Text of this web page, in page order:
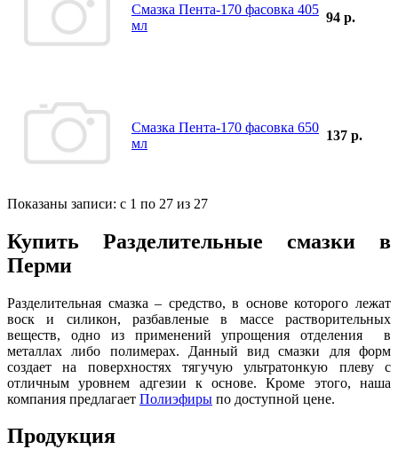
Смазка Пента-170 фасовка 405
мл
94 р.
Смазка Пента-170 фасовка 650
мл
137 р.
Показаны записи: с 1 по 27 из 27
Купить Разделительные смазки в
Перми
Разделительная смазка – средство, в основе которого лежат
воск и силикон, разбавленые в массе растворительных
веществ, одно из применений упрощения отделения в
металлах либо полимерах. Данный вид смазки для форм
создает на поверхностях тягучую ультратонкую плеву с
отличным уровнем адгезии к основе. Кроме этого, наша
компания предлагает Полиэфиры по доступной цене.
Продукция